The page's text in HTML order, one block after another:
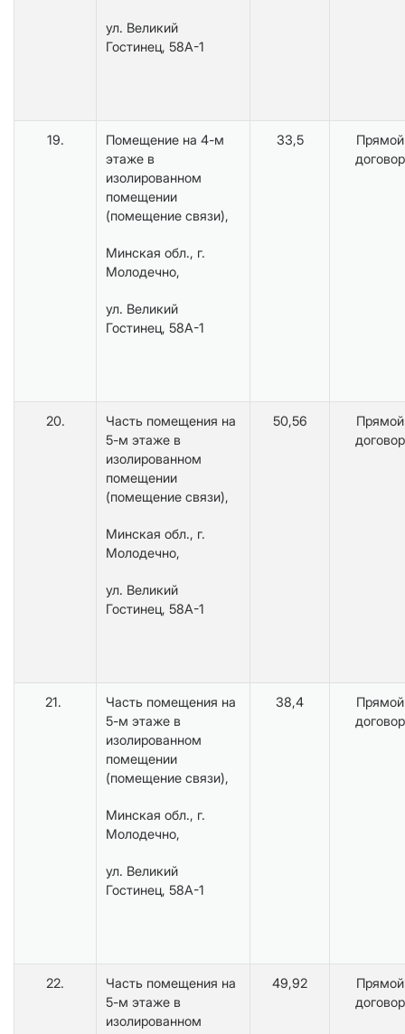
ул. Великий
Гостинец, 58А-1
19.
Помещение на 4-м
этаже в
изолированном
помещении
(помещение связи),
Минская обл., г.
Молодечно,
ул. Великий
Гостинец, 58А-1
33,5
Прямой
договор
20.
Часть помещения на
5-м этаже в
изолированном
помещении
(помещение связи),
Минская обл., г.
Молодечно,
ул. Великий
Гостинец, 58А-1
50,56
Прямой
договор
21.
Часть помещения на
5-м этаже в
изолированном
помещении
(помещение связи),
Минская обл., г.
Молодечно,
ул. Великий
Гостинец, 58А-1
38,4
Прямой
договор
22.
Часть помещения на
5-м этаже в
изолированном
49,92
Прямой
договор